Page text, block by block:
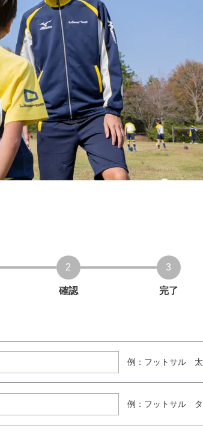
2
確認
3
完了
例：フットサル 太
例：フットサル タ